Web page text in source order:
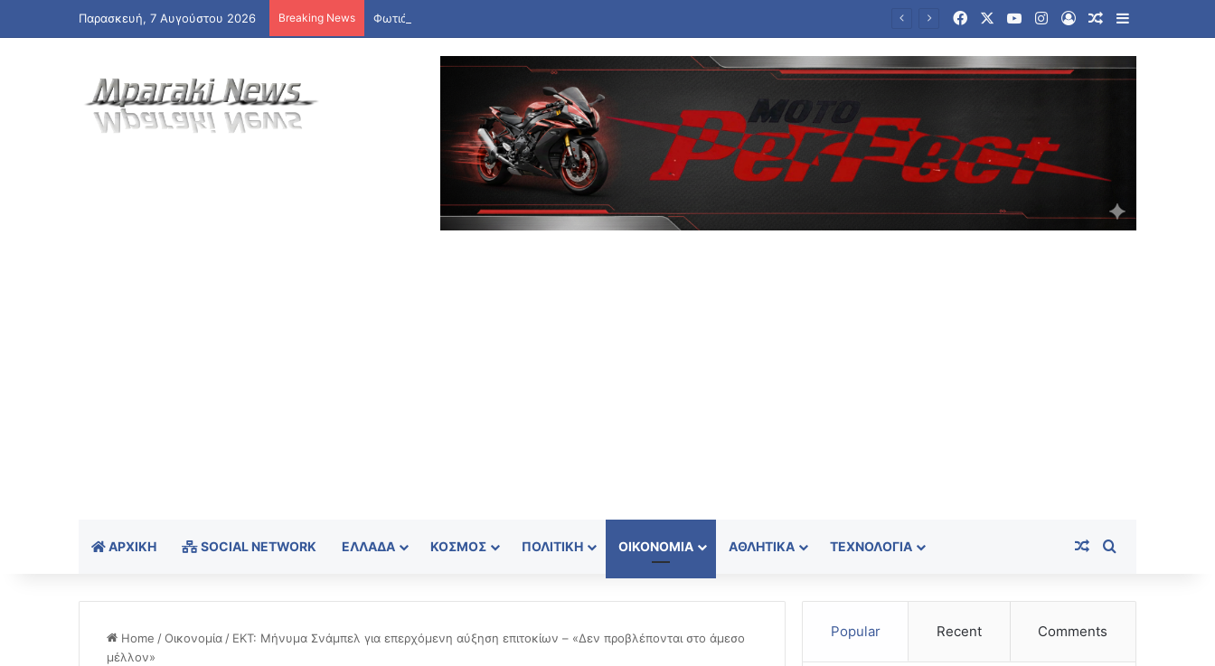
Παρασκευή, 7 Αυγούστου 2026 Breaking News Φωτιά στην περιοχή της Θέρμης Θεσσαλονίκης – Σηκώθηκαν εναέρια μέσα FacebookYouTubeInstagram
Log InRandom Article
Sidebar
ΑΡΧΙΚΉ SOCIAL NETWORK ΕΛΛΆΔΑ ΚΌΣΜΟΣ ΠΟΛΙΤΙΚΉ ΟΙΚΟΝΟΜΊΑ ΑΘΛΗΤΙΚΆ ΤΕΧΝΟΛΟΓΊΑ Random Article
Home /Οικονομία / ΕΚΤ: Μήνυμα Σνάμπελ για επερχόμενη αύξηση επιτοκίων – «Δεν προβλέπονται στο άμεσο
μέλλον»
Popular Recent Comments